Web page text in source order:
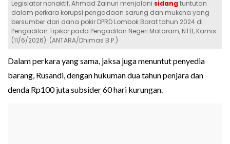
Legislator nonaktif, Ahmad Zainuri menjalani sidang tuntutan
dalam perkara korupsi pengadaan sarung dan mukena yang
bersumber dari dana pokir DPRD Lombok Barat tahun 2024 di
Pengadilan Tipikor pada Pengadilan Negeri Mataram, NTB, Kamis
(11/6/2026). (ANTARA/Dhimas B.P.)
Dalam perkara yang sama, jaksa juga menuntut penyedia
barang, Rusandi, dengan hukuman dua tahun penjara dan
denda Rp100 juta subsider 60 hari kurungan.